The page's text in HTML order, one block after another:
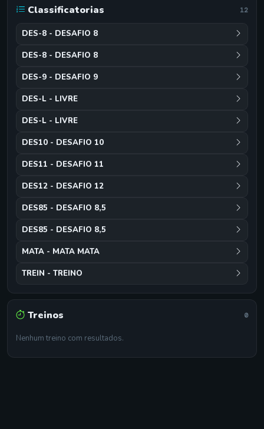
Classificatorias 12
DES-8 - DESAFIO 8
DES-8 - DESAFIO 8
DES-9 - DESAFIO 9
DES-L - LIVRE
DES-L - LIVRE
DES10 - DESAFIO 10
DES11 - DESAFIO 11
DES12 - DESAFIO 12
DES85 - DESAFIO 8,5
DES85 - DESAFIO 8,5
MATA - MATA MATA
TREIN - TREINO
Treinos 0
Nenhum treino com resultados.